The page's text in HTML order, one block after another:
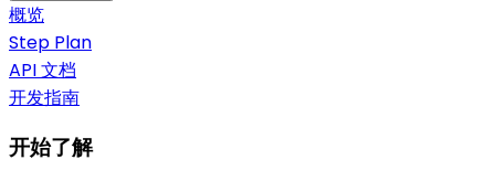
概览
Step Plan
API 文档
开发指南
开始了解